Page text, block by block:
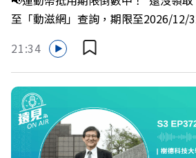
喻理+++++🎂歡慶遠見40歲生日！手
優惠>>>https://gvmkt.pse.is/
的社群：LINE：https://reurl.cc/
https://bit.ly/3AjBWNVYT：https://
至「動滋網」查詢，期限至2026/12/
哪裡使用嗎？ 上「動滋網」【合作店
多家合作業者任你選，馬上來找適用
https://fstry.pse.is/9epct2 —— 以上
Firstory Podcast 廣告 —— 你常在職場
犯錯，甚至覺得自己正遭受不友善的
中的人際摩擦、怕輸怕失敗的緊繃感
是委屈討好或一味逃避，更需要學會
21:34